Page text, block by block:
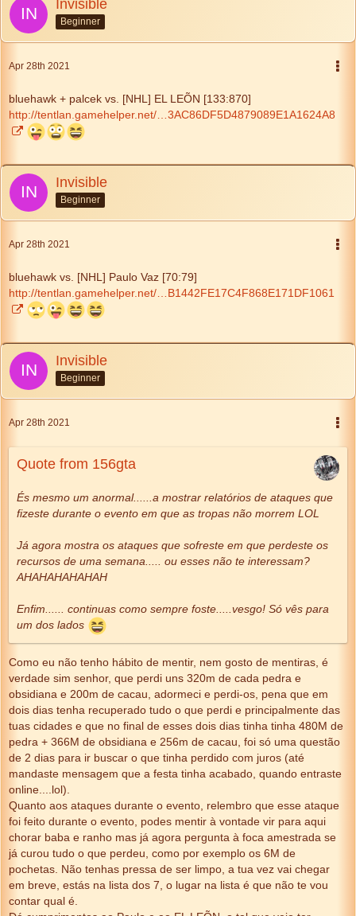
Invisible
Beginner
Apr 28th 2021
bluehawk + palcek vs. [NHL] EL LEÕN [133:870]
http://tentlan.gamehelper.net/…3AC86DF5D4879089E1A1624A8
Invisible
Beginner
Apr 28th 2021
bluehawk vs. [NHL] Paulo Vaz [70:79]
http://tentlan.gamehelper.net/…B1442FE17C4F868E171DF1061
Invisible
Beginner
Apr 28th 2021
Quote from 156gta
És mesmo um anormal......a mostrar relatórios de ataques que
fizeste durante o evento em que as tropas não morrem LOL
Já agora mostra os ataques que sofreste em que perdeste os
recursos de uma semana..... ou esses não te interessam?
AHAHAHAHAHAH
Enfim...... continuas como sempre foste.....vesgo! Só vês para
um dos lados
Como eu não tenho hábito de mentir, nem gosto de mentiras, é
verdade sim senhor, que perdi uns 320m de cada pedra e
obsidiana e 200m de cacau, adormeci e perdi-os, pena que em
dois dias tenha recuperado tudo o que perdi e principalmente das
tuas cidades e que no final de esses dois dias tinha tinha 480M de
pedra + 366M de obsidiana e 256m de cacau, foi só uma questão
de 2 dias para ir buscar o que tinha perdido com juros (até
mandaste mensagem que a festa tinha acabado, quando entraste
online....lol).
Quanto aos ataques durante o evento, relembro que esse ataque
foi feito durante o evento, podes mentir à vontade vir para aqui
chorar baba e ranho mas já agora pergunta à foca amestrada se
já curou tudo o que perdeu, como por exemplo os 6M de
pochetas. Não tenhas pressa de ser limpo, a tua vez vai chegar
em breve, estás na lista dos 7, o lugar na lista é que não te vou
contar qual é.